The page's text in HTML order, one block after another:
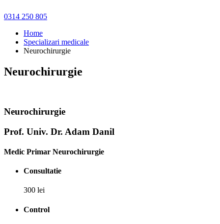
0314 250 805
Home
Specializari medicale
Neurochirurgie
Neurochirurgie
Neurochirurgie
Prof. Univ. Dr. Adam Danil
Medic Primar Neurochirurgie
Consultatie
300 lei
Control